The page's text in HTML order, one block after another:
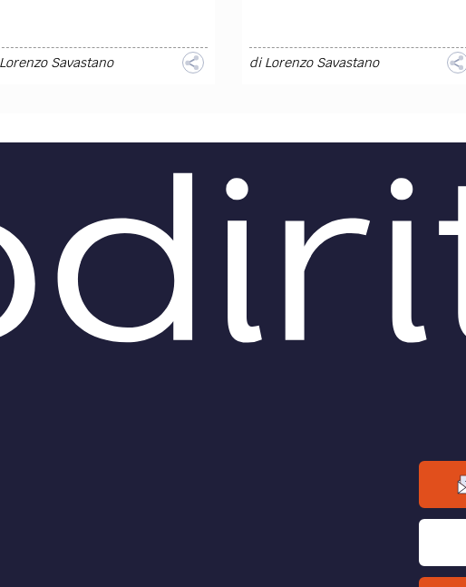
Lorenzo Savastano diLorenzo Savastano